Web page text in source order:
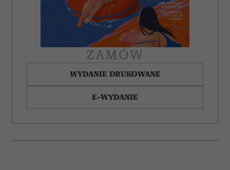
ZAMÓW
WYDANIE DRUKOWANE
E-WYDANIE